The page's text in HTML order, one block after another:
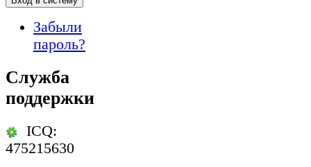
Забыли
пароль?
Служба
поддержки
ICQ:
475215630